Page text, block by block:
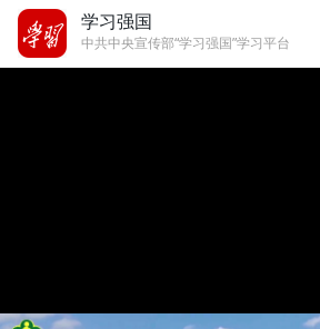
学习强国
中共中央宣传部“学习强国”学习平台